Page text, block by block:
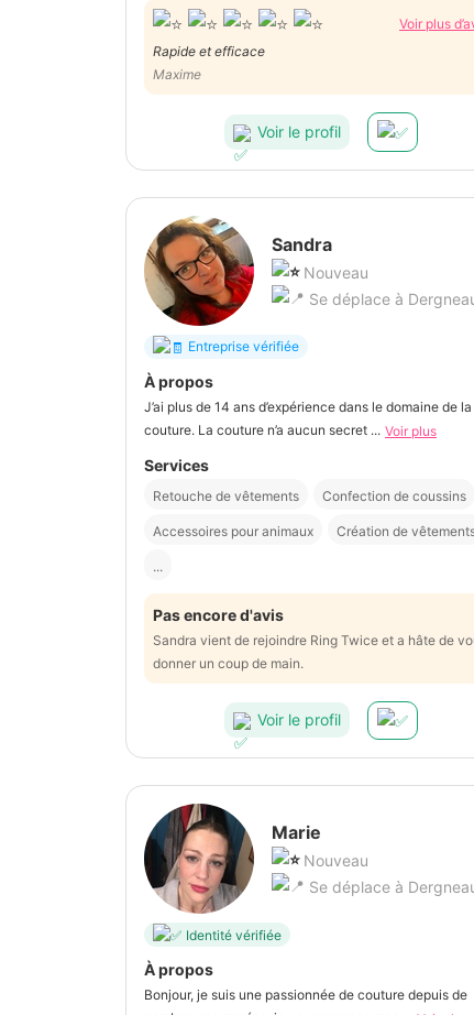
Voir plus
Rapide et efficace
Maxime
Voir le profil
Sandra
Nouveau
Se déplace à
Entreprise vérifiée
À propos
J’ai plus de 14 ans d’expérience dans le domaine de la
couture. La couture n’a aucun secret ... Voir plus
Services
Retouche de vêtements Confection de coussins
Accessoires pour animaux Création de
...
Pas encore d'avis
Sandra vient de rejoindre Ring Twice et a hâte de
donner un coup de main.
Voir le profil
Marie
Nouveau
Se déplace à
Identité vérifiée
À propos
Bonjour, je suis une passionnée de couture depuis de